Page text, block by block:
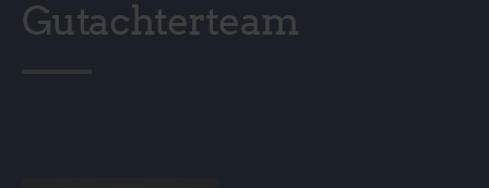
Gutachterteam